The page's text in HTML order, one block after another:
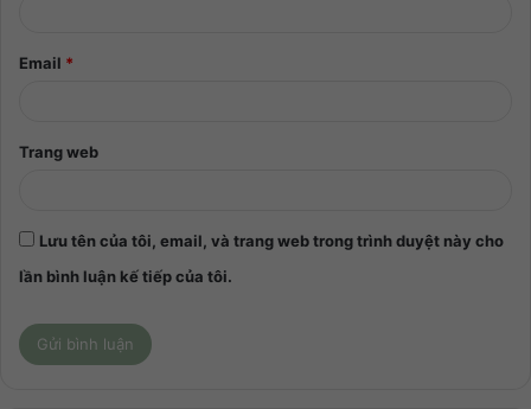
Email *
Trang web
Lưu tên của tôi, email, và trang web trong trình duyệt này cho
lần bình luận kế tiếp của tôi.